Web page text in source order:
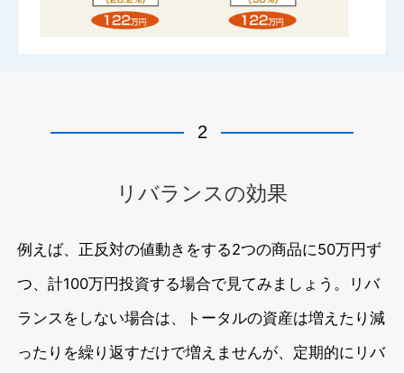
2
リバランスの効果
例えば、正反対の値動きをする2つの商品に50万円ず
つ、計100万円投資する場合で見てみましょう。リバ
ランスをしない場合は、トータルの資産は増えたり減
ったりを繰り返すだけで増えませんが、定期的にリバ